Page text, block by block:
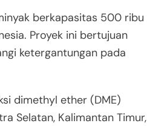
berkapasitas 500 ribu
Proyek ini bertujuan
ketergantungan pada
dimethyl ether (DME)
Selatan, Kalimantan Timur,